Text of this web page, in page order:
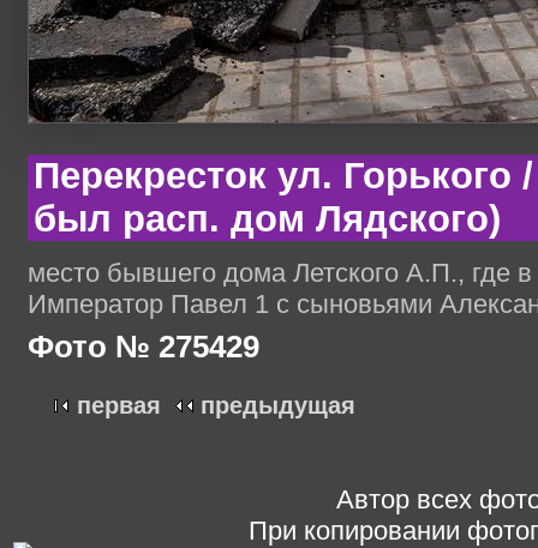
Перекресток ул. Горького
был расп. дом Лядского)
место бывшего дома Летского А.П., где
Император Павел 1 с сыновьями
Фото № 275429
первая предыдущая
Автор всех
При копировании